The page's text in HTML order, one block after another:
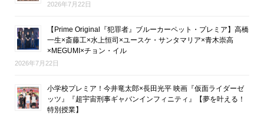
2026年7月22日
【Prime Original『犯罪者』ブルーカーペット・プレミア】高橋
一生×斎藤工×水上恒司×ユースケ・サンタマリア×青木崇高
×MEGUMI×チョン・イル
2026年7月22日
小学校プレミア！今井竜太郎×長田光平 映画『仮面ライダーゼ
ッツ』『超宇宙刑事ギャバンインフィニティ』【夢を叶える！
特別授業】